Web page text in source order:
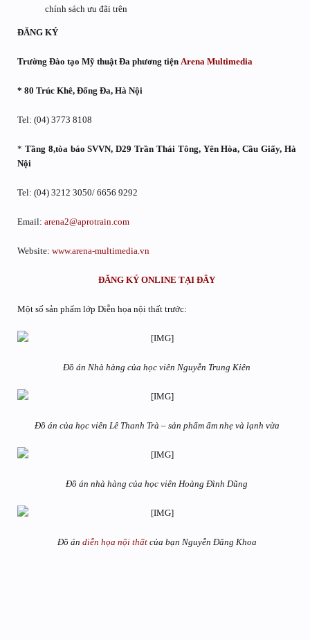
chính sách ưu đãi trên
ĐĂNG KÝ
Trường Đào tạo Mỹ thuật Đa phương tiện Arena Multimedia
* 80 Trúc Khê, Đống Đa, Hà Nội
Tel: (04) 3773 8108
* Tầng 8,tòa báo SVVN, D29 Trần Thái Tông, Yên Hòa, Cầu Giấy, Hà
Nội
Tel: (04) 3212 3050/ 6656 9292
Email: arena2@aprotrain.com
Website: www.arena-multimedia.vn
ĐĂNG KÝ ONLINE TẠI ĐÂY
Một số sản phẩm lớp Diễn họa nội thất trước:
Đồ án Nhà hàng của học viên Nguyễn Trung Kiên
Đồ án của học viên Lê Thanh Trà – sản phẩm ấm nhẹ và lạnh vừa
Đồ án nhà hàng của học viên Hoàng Đình Dũng
Đồ án diễn họa nội thấtcủa bạn Nguyễn Đăng Khoa